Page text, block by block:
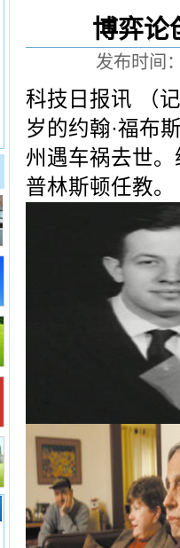
博弈论
发布时间
科技日报讯 （
岁的约翰·福布
州遇车祸去世
普林斯顿任教。